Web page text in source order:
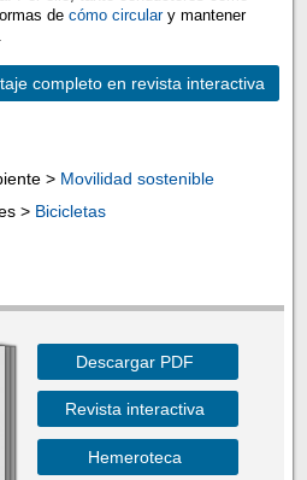
de cómo circulary mantener
completo en revista interactiva
> Movilidad sostenible
> Bicicletas
Descargar PDF
Revista interactiva
Hemeroteca